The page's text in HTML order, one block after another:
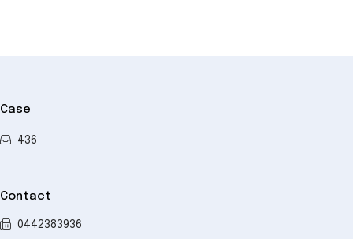
Case
436
Contact
0442383936